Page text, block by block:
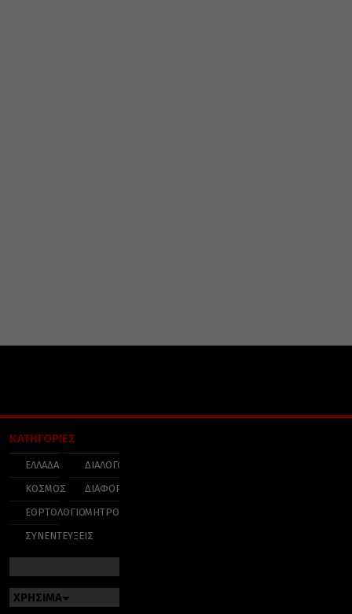
ΚΑΤΗΓΟΡΙΕΣ
ΕΛΛΑΔΑ
ΚΟΣΜΟΣ
ΕΟΡΤΟΛΟΓΙΟ
ΣΥΝΕΝΤΕΥΞΕΙΣ
ΔΙΑΛΟΓΟΣ
ΔΙΑΦΟΡΑ
ΜΗΤΡΟΠΟΛΕΙΣ
ΧΡΗΣΙΜΑ